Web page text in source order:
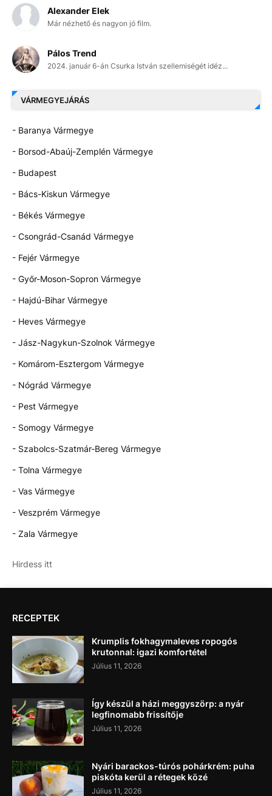
Alexander Elek
Már nézhető és nagyon jó film.
Pálos Trend
2024. január 6-án Csurka István szellemiségét idéz...
VÁRMEGYEJÁRÁS
- Baranya Vármegye
- Borsod-Abaúj-Zemplén Vármegye
- Budapest
- Bács-Kiskun Vármegye
- Békés Vármegye
- Csongrád-Csanád Vármegye
- Fejér Vármegye
- Győr-Moson-Sopron Vármegye
- Hajdú-Bihar Vármegye
- Heves Vármegye
- Jász-Nagykun-Szolnok Vármegye
- Komárom-Esztergom Vármegye
- Nógrád Vármegye
- Pest Vármegye
- Somogy Vármegye
- Szabolcs-Szatmár-Bereg Vármegye
- Tolna Vármegye
- Vas Vármegye
- Veszprém Vármegye
- Zala Vármegye
Hirdess itt
RECEPTEK
Krumplis fokhagymaleves ropogós
krutonnal: igazi komfortétel
Július 11, 2026
Így készül a házi meggyszörp: a nyár
legfinomabb frissítője
Július 11, 2026
Nyári barackos-túrós pohárkrém: puha
piskóta kerül a rétegek közé
Július 11, 2026